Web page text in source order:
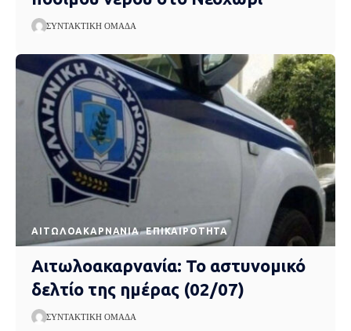
ΣΥΝΤΑΚΤΙΚΉ ΟΜΆΔΑ
AΙΤΩΛΟΑΚΑΡΝΑΝΊΑ EΠΙΚΑΙΡΌΤΗΤΑ
Αιτωλοακαρνανία: Το αστυνομικό
δελτίο της ημέρας (02/07)
ΣΥΝΤΑΚΤΙΚΉ ΟΜΆΔΑ